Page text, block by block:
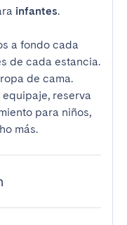
infantes.
a fondo cada
de cada estancia.
de cama.
equipaje, reserva
para niños,
más.